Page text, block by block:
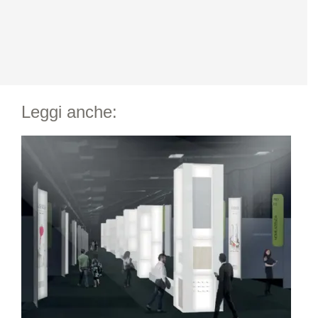
Leggi anche: